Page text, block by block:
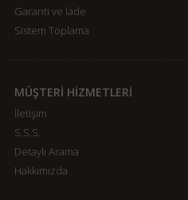
Garanti ve İade
Sistem Toplama
MÜŞTERİ HİZMETLERİ
İletişim
S.S.S.
Detaylı Arama
Hakkımızda